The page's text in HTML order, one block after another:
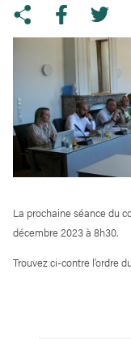
Share on facebook
La prochaine séance du
décembre 2023 à 8h30.
Trouvez ci-contre l’ordre